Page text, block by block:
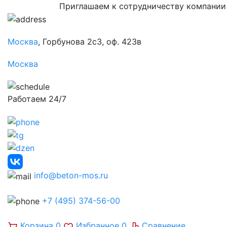
Приглашаем к сотрудничеству
Москва, Горбунова 2с3, оф. 423в
Москва
Работаем 24/7
info@beton-mos.ru
+7 (495) 374-56-00